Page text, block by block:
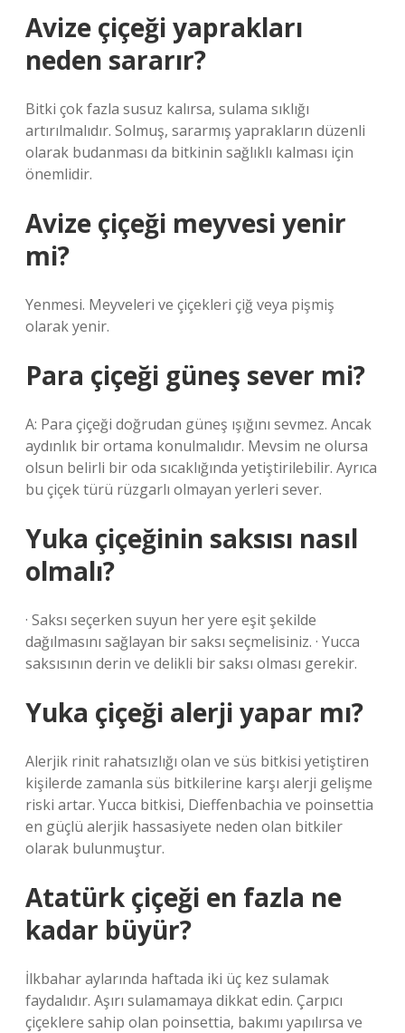
Avize çiçeği yaprakları
neden sararır?
Bitki çok fazla susuz kalırsa, sulama sıklığı
artırılmalıdır. Solmuş, sararmış yaprakların düzenli
olarak budanması da bitkinin sağlıklı kalması için
önemlidir.
Avize çiçeği meyvesi yenir
mi?
Yenmesi. Meyveleri ve çiçekleri çiğ veya pişmiş
olarak yenir.
Para çiçeği güneş sever mi?
A: Para çiçeği doğrudan güneş ışığını sevmez. Ancak
aydınlık bir ortama konulmalıdır. Mevsim ne olursa
olsun belirli bir oda sıcaklığında yetiştirilebilir. Ayrıca
bu çiçek türü rüzgarlı olmayan yerleri sever.
Yuka çiçeğinin saksısı nasıl
olmalı?
· Saksı seçerken suyun her yere eşit şekilde
dağılmasını sağlayan bir saksı seçmelisiniz. · Yucca
saksısının derin ve delikli bir saksı olması gerekir.
Yuka çiçeği alerji yapar mı?
Alerjik rinit rahatsızlığı olan ve süs bitkisi yetiştiren
kişilerde zamanla süs bitkilerine karşı alerji gelişme
riski artar. Yucca bitkisi, Dieffenbachia ve poinsettia
en güçlü alerjik hassasiyete neden olan bitkiler
olarak bulunmuştur.
Atatürk çiçeği en fazla ne
kadar büyür?
İlkbahar aylarında haftada iki üç kez sulamak
faydalıdır. Aşırı sulamamaya dikkat edin. Çarpıcı
çiçeklere sahip olan poinsettia, bakımı yapılırsa ve